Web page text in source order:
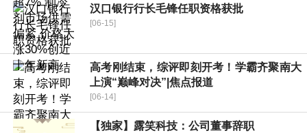
汉口银行行长毛锋任职资格获批
[06-15]
高考刚结束，综评即刻开考！学霸齐聚南大
上演“巅峰对决”|焦点报道
[06-14]
【独家】露笑科技：公司董事辞职